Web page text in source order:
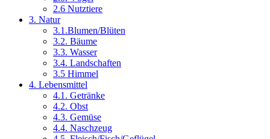
2.6 Nutztiere
3. Natur
3.1.Blumen/Blüten
3.2. Bäume
3.3. Wasser
3.4. Landschaften
3.5 Himmel
4. Lebensmittel
4.1. Getränke
4.2. Obst
4.3. Gemüse
4.4. Naschzeug